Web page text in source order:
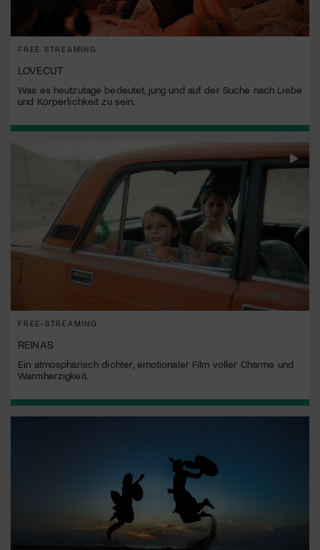
FREE STREAMING
LOVECUT
Was es heutzutage bedeutet, jung und auf der Suche nach Liebe
und Körperlichkeit zu sein.
FREE-STREAMING
REINAS
Ein atmosphärisch dichter, emotionaler Film voller Charme und
Warmherzigkeit.